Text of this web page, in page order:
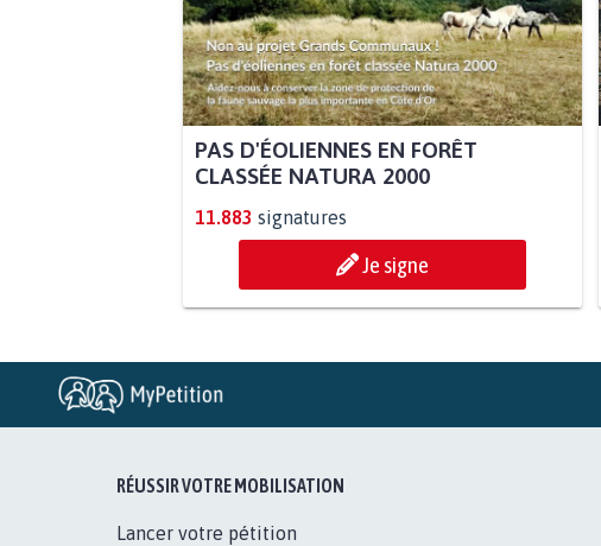
PAS D'ÉOLIENNES EN FORÊT
CLASSÉE NATURA 2000
11.883 signatures
Je signe
RÉUSSIR VOTRE MOBILISATION
Lancer votre pétition